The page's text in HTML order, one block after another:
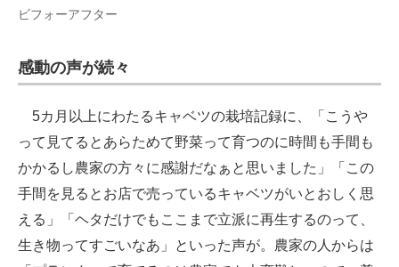
ビフォーアフター
感動の声が続々
5カ月以上にわたるキャベツの栽培記録に、「こうや
って見てるとあらためて野菜って育つのに時間も手間も
かかるし農家の方々に感謝だなぁと思いました」「この
手間を見るとお店で売っているキャベツがいとおしく思
える」「ヘタだけでもここまで立派に再生するのって、
生き物ってすごいなあ」といった声が。農家の人からは